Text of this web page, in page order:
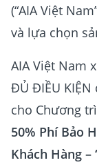
(“AIA Việt
và lựa chọn
AIA Việt Nam
ĐỦ ĐIỀU KIỆN
cho Chương
50% Phí Bảo
Khách Hàng –